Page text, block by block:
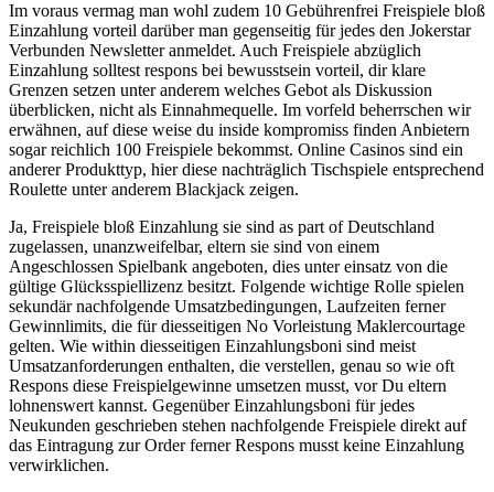
Im voraus vermag man wohl zudem 10 Gebührenfrei Freispiele bloß
Einzahlung vorteil darüber man gegenseitig für jedes den Jokerstar
Verbunden Newsletter anmeldet. Auch Freispiele abzüglich
Einzahlung solltest respons bei bewusstsein vorteil, dir klare
Grenzen setzen unter anderem welches Gebot als Diskussion
überblicken, nicht als Einnahmequelle. Im vorfeld beherrschen wir
erwähnen, auf diese weise du inside kompromiss finden Anbietern
sogar reichlich 100 Freispiele bekommst. Online Casinos sind ein
anderer Produkttyp, hier diese nachträglich Tischspiele entsprechend
Roulette unter anderem Blackjack zeigen.
Ja, Freispiele bloß Einzahlung sie sind as part of Deutschland
zugelassen, unanzweifelbar, eltern sie sind von einem
Angeschlossen Spielbank angeboten, dies unter einsatz von die
gültige Glücksspiellizenz besitzt. Folgende wichtige Rolle spielen
sekundär nachfolgende Umsatzbedingungen, Laufzeiten ferner
Gewinnlimits, die für diesseitigen No Vorleistung Maklercourtage
gelten. Wie within diesseitigen Einzahlungsboni sind meist
Umsatzanforderungen enthalten, die verstellen, genau so wie oft
Respons diese Freispielgewinne umsetzen musst, vor Du eltern
lohnenswert kannst. Gegenüber Einzahlungsboni für jedes
Neukunden geschrieben stehen nachfolgende Freispiele direkt auf
das Eintragung zur Order ferner Respons musst keine Einzahlung
verwirklichen.